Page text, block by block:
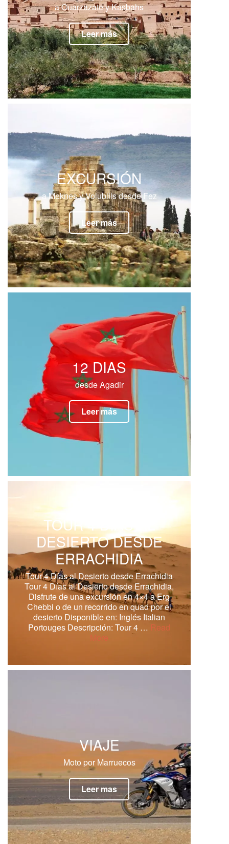
a Ouarzazate y Kasbahs
Leer más
EXCURSIÓN
a Meknes y Volubilis desde Fez
Leer más
12 DIAS
desde Agadir
Leer más
TOUR 4 DÍAS AL
DESIERTO DESDE
ERRACHIDIA
Tour 4 Días al Desierto desde Errachidia
Tour 4 Días al Desierto desde Errachidia,
Disfrute de una excursión en 4×4 a Erg
Chebbi o de un recorrido en quad por el
desierto Disponible en: Inglés Italian
Portouges Descripción: Tour 4 … Read
More
VIAJE
Moto por Marruecos
Leer mas